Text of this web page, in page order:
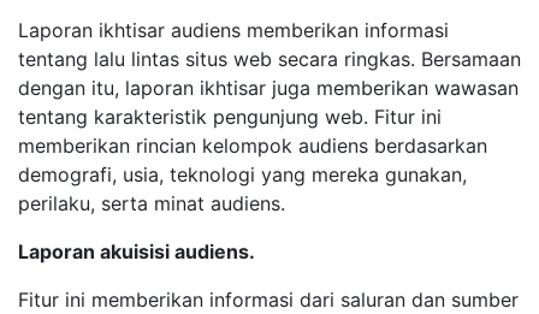
Laporan ikhtisar audiens memberikan informasi
tentang lalu lintas situs web secara ringkas. Bersamaan
dengan itu, laporan ikhtisar juga memberikan wawasan
tentang karakteristik pengunjung web. Fitur ini
memberikan rincian kelompok audiens berdasarkan
demografi, usia, teknologi yang mereka gunakan,
perilaku, serta minat audiens.
Laporan akuisisi audiens.
Fitur ini memberikan informasi dari saluran dan sumber